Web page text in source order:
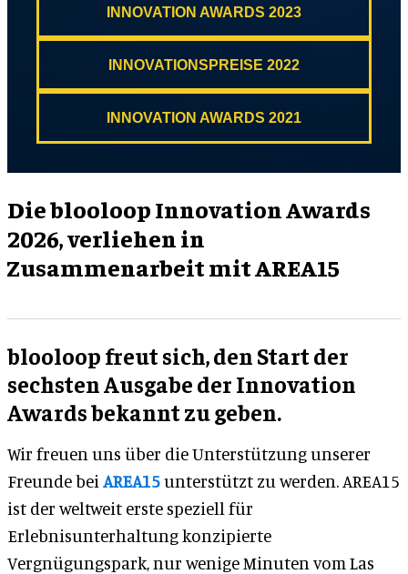
INNOVATION AWARDS 2023
INNOVATIONSPREISE 2022
INNOVATION AWARDS 2021
Die blooloop Innovation Awards
2026, verliehen in
Zusammenarbeit mit AREA15
blooloop freut sich, den Start der
sechsten Ausgabe der Innovation
Awards bekannt zu geben.
Wir freuen uns über die Unterstützung unserer
Freunde bei AREA15unterstützt zu werden. AREA15
ist der weltweit erste speziell für
Erlebnisunterhaltung konzipierte
Vergnügungspark, nur wenige Minuten vom Las